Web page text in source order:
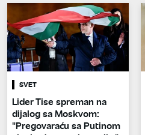
SVET
Lider Tise spreman na
dijalog sa Moskvom:
"Pregovaraću sa Putinom